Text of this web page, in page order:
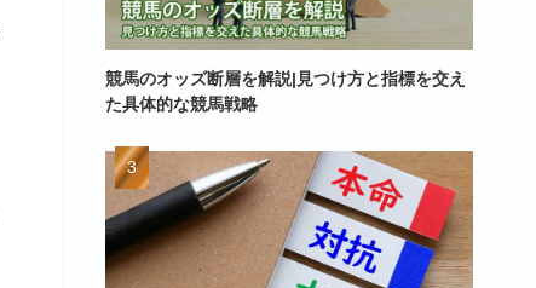
競馬のオッズ断層を解説|見つけ方と指標を交え
た具体的な競馬戦略